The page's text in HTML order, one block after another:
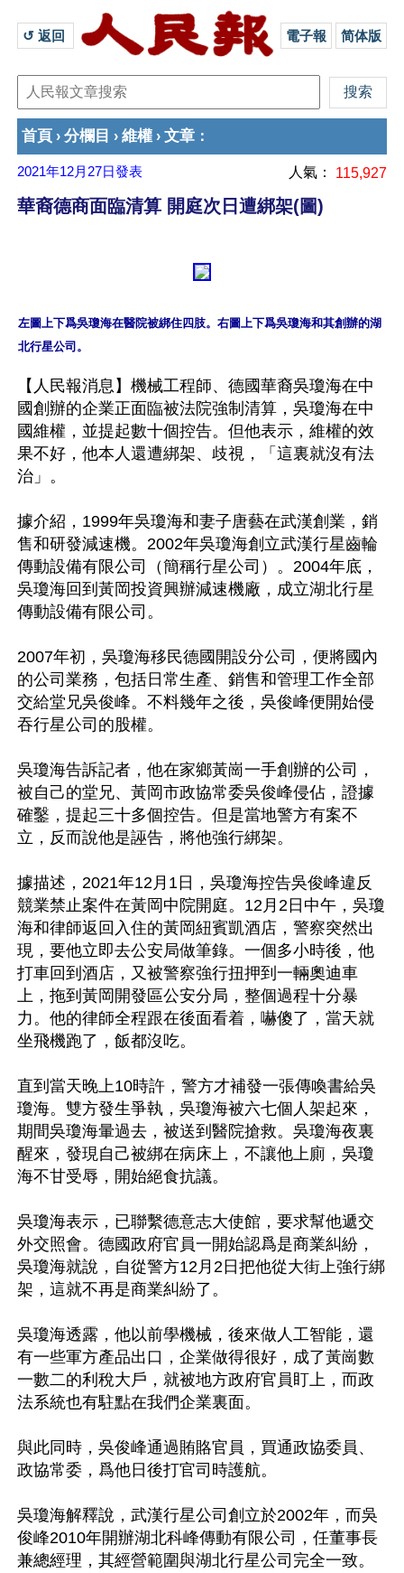
↺ 返回 電子報 简体版
首頁 › 分欄目 › 維權 › 文章 ：
2021年12月27日發表 人氣： 115,927
華裔德商面臨清算 開庭次日遭綁架(圖)
左圖上下爲吳瓊海在醫院被綁住四肢。右圖上下爲吳瓊海和其創辦的湖
【人民報消息】機械工程師、德國華裔吳瓊海在中
國創辦的企業正面臨被法院強制清算，吳瓊海在中
國維權，並提起數十個控告。但他表示，維權的效
果不好，他本人還遭綁架、歧視，「這裏就沒有法
治」。
據介紹，1999年吳瓊海和妻子唐藝在武漢創業，銷
售和研發減速機。2002年吳瓊海創立武漢行星齒輪
傳動設備有限公司（簡稱行星公司）。2004年底，
吳瓊海回到黃岡投資興辦減速機廠，成立湖北行星
傳動設備有限公司。
2007年初，吳瓊海移民德國開設分公司，便將國內
的公司業務，包括日常生產、銷售和管理工作全部
交給堂兄吳俊峰。不料幾年之後，吳俊峰便開始侵
吞行星公司的股權。
吳瓊海告訴記者，他在家鄉黃崗一手創辦的公司，
被自己的堂兄、黃岡市政協常委吳俊峰侵佔，證據
確鑿，提起三十多個控告。但是當地警方有案不
立，反而說他是誣告，將他強行綁架。
據描述，2021年12月1日，吳瓊海控告吳俊峰違反
競業禁止案件在黃岡中院開庭。12月2日中午，吳瓊
海和律師返回入住的黃岡紐賓凱酒店，警察突然出
現，要他立即去公安局做筆錄。一個多小時後，他
打車回到酒店，又被警察強行扭押到一輛奧迪車
上，拖到黃岡開發區公安分局，整個過程十分暴
力。他的律師全程跟在後面看着，嚇傻了，當天就
坐飛機跑了，飯都沒吃。
直到當天晚上10時許，警方才補發一張傳喚書給吳
瓊海。雙方發生爭執，吳瓊海被六七個人架起來，
期間吳瓊海暈過去，被送到醫院搶救。吳瓊海夜裏
醒來，發現自己被綁在病床上，不讓他上廁，吳瓊
海不甘受辱，開始絕食抗議。
吳瓊海表示，已聯繫德意志大使館，要求幫他遞交
外交照會。德國政府官員一開始認爲是商業糾紛，
吳瓊海就說，自從警方12月2日把他從大街上強行綁
架，這就不再是商業糾紛了。
吳瓊海透露，他以前學機械，後來做人工智能，還
有一些軍方產品出口，企業做得很好，成了黃崗數
一數二的利稅大戶，就被地方政府官員盯上，而政
法系統也有駐點在我們企業裏面。
與此同時，吳俊峰通過賄賂官員，買通政協委員、
政協常委，爲他日後打官司時護航。
吳瓊海解釋說，武漢行星公司創立於2002年，而吳
俊峰2010年開辦湖北科峰傳動有限公司，任董事長
兼總經理，其經營範圍與湖北行星公司完全一致。